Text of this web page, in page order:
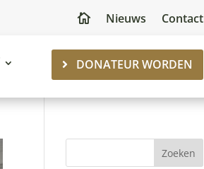
 Nieuws Contact
DONATEUR WORDEN
Zoeken